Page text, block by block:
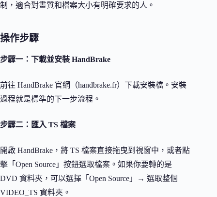
制，適合對畫質和檔案大小有明確要求的人。
操作步驟
步驟一：下載並安裝 HandBrake
前往 HandBrake 官網（handbrake.fr）下載安裝檔。安裝
過程就是標準的下一步流程。
步驟二：匯入 TS 檔案
開啟 HandBrake，將 TS 檔案直接拖曳到視窗中，或者點
擊「Open Source」按鈕選取檔案。如果你要轉的是
DVD 資料夾，可以選擇「Open Source」→ 選取整個
VIDEO_TS 資料夾。